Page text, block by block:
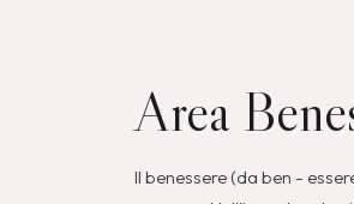
Area
Il benessere (da ben -